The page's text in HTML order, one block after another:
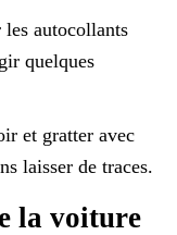
autocollants
quelques
et gratter avec
laisser de traces.
la voiture